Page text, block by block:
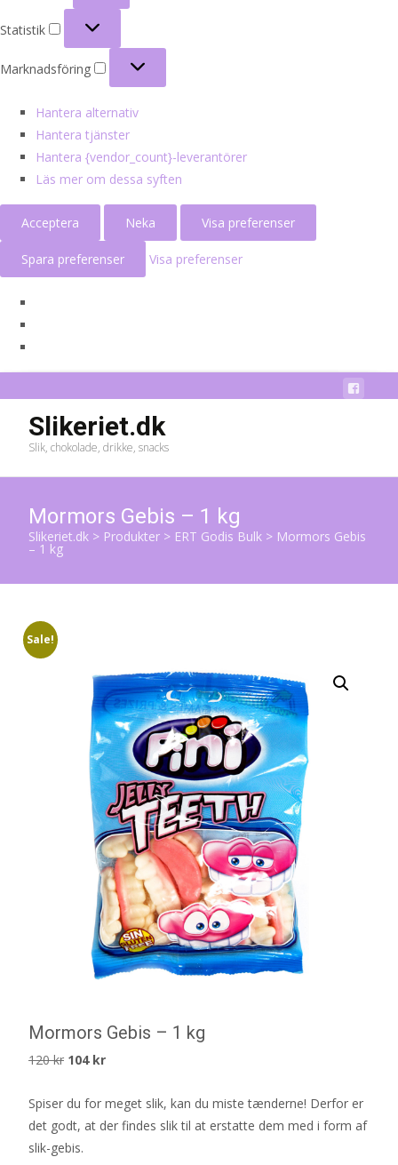
Statistik
Marknadsföring
Hantera alternativ
Hantera tjänster
Hantera {vendor_count}-leverantörer
Läs mer om dessa syften
Acceptera Neka Visa preferenser
Spara preferenser Visa preferenser
Slikeriet.dk
Slik, chokolade, drikke, snacks
Mormors Gebis – 1 kg
Slikeriet.dk > Produkter > ERT Godis Bulk > Mormors Gebis
– 1 kg
Sale!
Mormors Gebis – 1 kg
120kr Det
priset
var:
120 kr.
104 krDet
priset
är:
Spiser du for meget slik, kan du miste tænderne! Derfor er
det godt, at der findes slik til at erstatte dem med i form af
slik-gebis.